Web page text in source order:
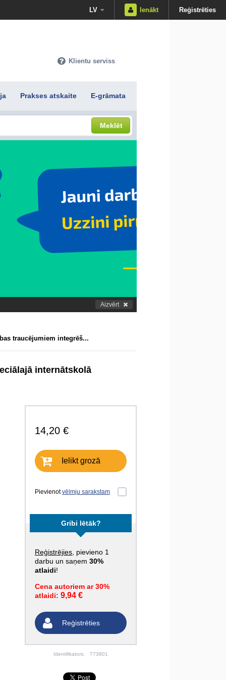
LV Ienākt Reģistrēties
Klientu serviss
Prakses atskaite E-grāmata
Meklēt
Aizvērt
traucējumiem integrēš...
internātskolā
14,20 €
Ielikt grozā
Pievienotvēlmju sarakstam
Gribi lētāk?
Reģistrējies , pievieno 1
darbu un saņem 30%
atlaidi!
Cena autoriem ar 30%
atlaidi: 9,94 €
Reģistrēties
Identifikators: 773801